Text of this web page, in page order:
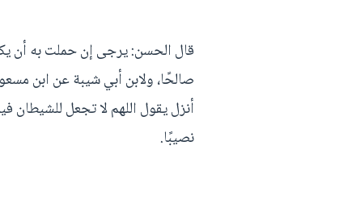
قال الحسن: يرجى إن حملت به أن
صالحًا، ولابن أبي شيبة عن ابن
أنزل يقول اللهم لا تجعل للشيطان
نصيبًا.